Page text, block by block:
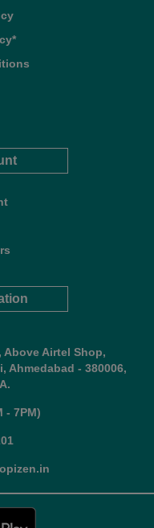
Above Airtel Shop,
Ahmedabad - 380006,
- 7PM)